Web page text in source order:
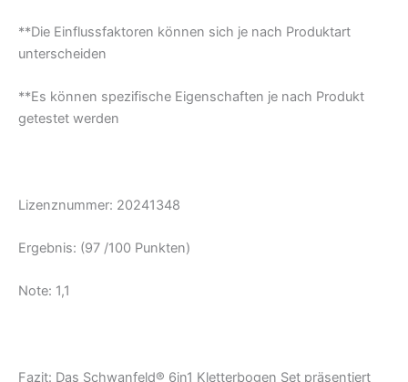
**Die Einflussfaktoren können sich je nach Produktart
unterscheiden
**Es können spezifische Eigenschaften je nach Produkt
getestet werden
Lizenznummer: 20241348
Ergebnis: (97 /100 Punkten)
Note: 1,1
Fazit: Das Schwanfeld® 6in1 Kletterbogen Set präsentiert